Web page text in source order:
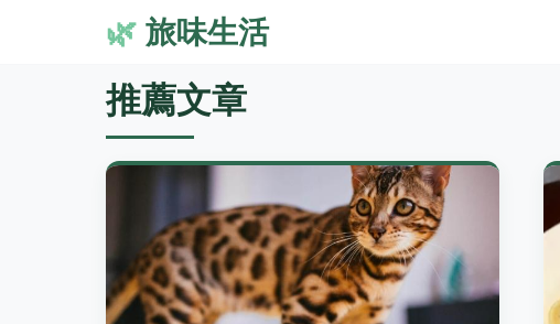
🌿旅味生活
推薦文章